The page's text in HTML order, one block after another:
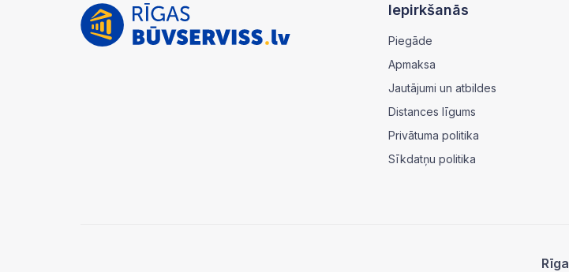
Iepirkšanās
Piegāde
Apmaksa
Jautājumi un atbildes
Distances līgums
Privātuma politika
Sīkdatņu politika
Rīga